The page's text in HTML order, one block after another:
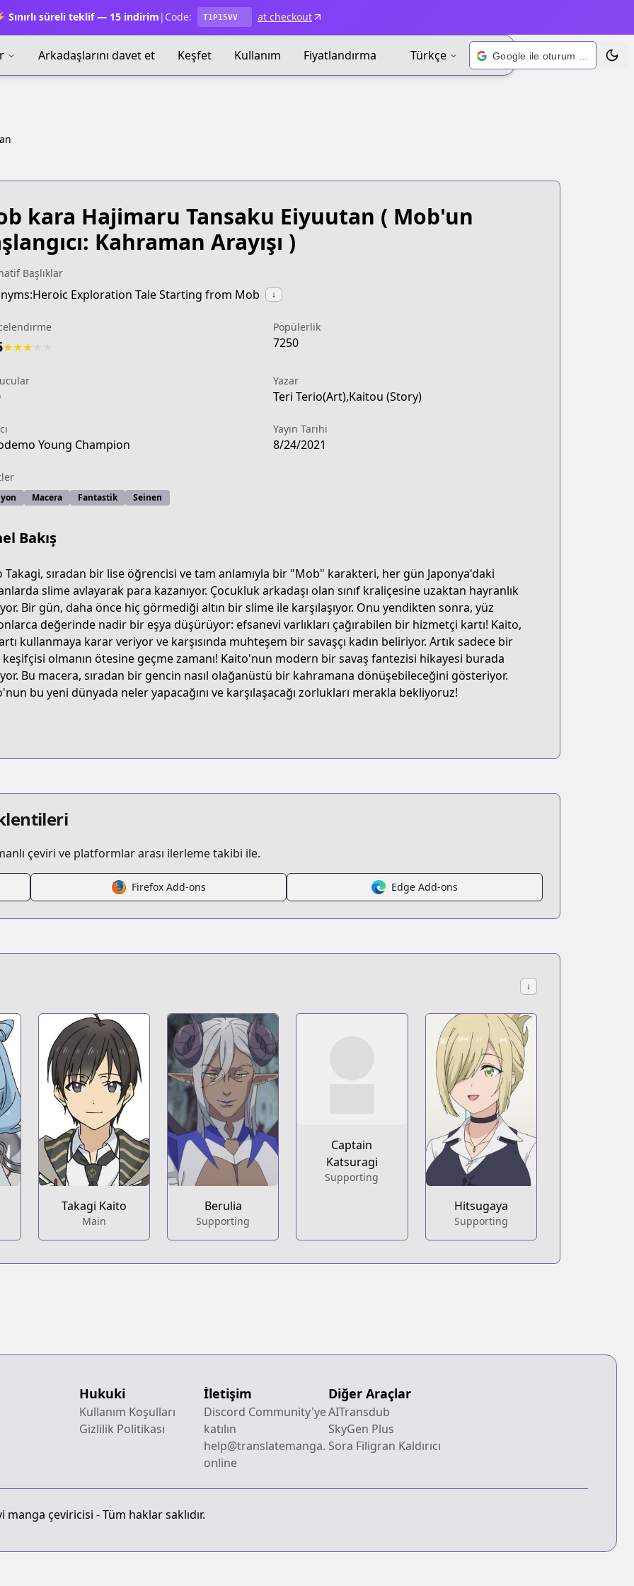
Sınırlı süreli teklif — 15 indirim | Code: T1P15VV at checkout
Arkadaşlarını davet et Keşfet Kullanım Fiyatlandırma Türkçe
4876-b7ed-41d92c9853e3
kara-hajimaru-tansaku-eiyuutan
exploration-tale-starting-from-mob
kara Hajimaru Tansaku Eiyuutan ( Mob'un
Kahraman Arayışı )
Başlıklar
Exploration Tale Starting from Mob ↓
★★★
Popülerlik
7250
Yazar
Teri Terio(Art),Kaitou (Story)
Young Champion
Yayın Tarihi
8/24/2021
Macera Fantastik Seinen
Bakış
Takagi, sıradan bir lise öğrencisi ve tam anlamıyla bir "Mob" karakteri, her gün Japonya'daki
slime avlayarak para kazanıyor. Çocukluk arkadaşı olan sınıf kraliçesine uzaktan hayranlık
Bir gün, daha önce hiç görmediği altın bir slime ile karşılaşıyor. Onu yendikten sonra, yüz
değerinde nadir bir eşya düşürüyor: efsanevi varlıkları çağırabilen bir hizmetçi kartı! Kaito,
kullanmaya karar veriyor ve karşısında muhteşem bir savaşçı kadın beliriyor. Artık sadece bir
olmanın ötesine geçme zamanı! Kaito'nun modern bir savaş fantezisi hikayesi burada
Bu macera, sıradan bir gencin nasıl olağanüstü bir kahramana dönüşebileceğini gösteriyor.
bu yeni dünyada neler yapacağını ve karşılaşacağı zorlukları merakla bekliyoruz!
çeviri ve platformlar arası ilerleme takibi ile.
Firefox Add-ons Edge Add-ons
↓
Takagi Kaito
Main
Berulia
Supporting
Captain
Katsuragi
Supporting
Hitsugaya
Supporting
Hukuki
Kullanım Koşulları
Gizlilik Politikası
İletişim
Discord Community'ye
katılın
help@translatemanga.
online
Diğer Araçlar
AITransdub
SkyGen Plus
Sora Filigran Kaldırıcı
çeviricisi - Tüm haklar saklıdır.